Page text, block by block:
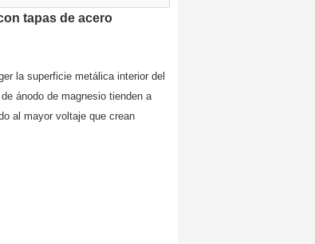
tapas de acero
la superficie metálica interior del
ánodo de magnesio tienden a
al mayor voltaje que crean